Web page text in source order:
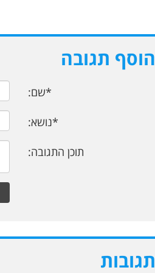
הוסף תגובה
*שם:
*נושא:
תוכן התגובה:
תגובות